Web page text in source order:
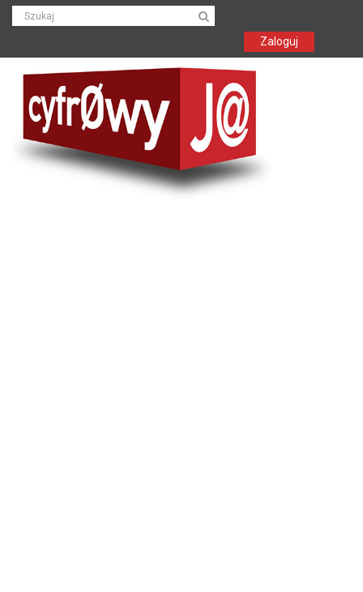
Zaloguj